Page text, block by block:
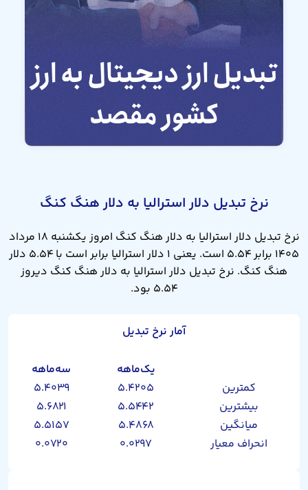
نرخ تبدیل دلار استرالیا به دلار هنگ کنگ
نرخ تبدیل دلار استرالیا به دلار هنگ کنگ امروز یکشنبه ۱۸ مرداد
۱۴۰۵ برابر ۵.۵۴ است. یعنی ۱ دلار استرالیا برابر است با ۵.۵۴ دلار
هنگ کنگ. نرخ تبدیل دلار استرالیا به دلار هنگ کنگ دیروز
۵.۵۴ بود.
آمار نرخ تبدیل
یک‌ماهه
سه‌ماهه
کمترین
۵.۴۲۰۵
۵.۴۰۳۹
بیشترین
۵.۵۴۴۲
۵.۶۸۲۱
میانگین
۵.۴۸۶۸
۵.۵۱۵۷
انحراف معیار
۰.۰۲۹۷ ۰.۰۷۲۰